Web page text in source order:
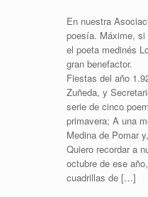
En nuestra
poesía. Máxime,
el poeta medinés
gran
Fiestas del año
Zuñeda, y
serie de cinco
primavera; A una
Medina de
Quiero recordar a
octubre de ese
cuadrillas de […]